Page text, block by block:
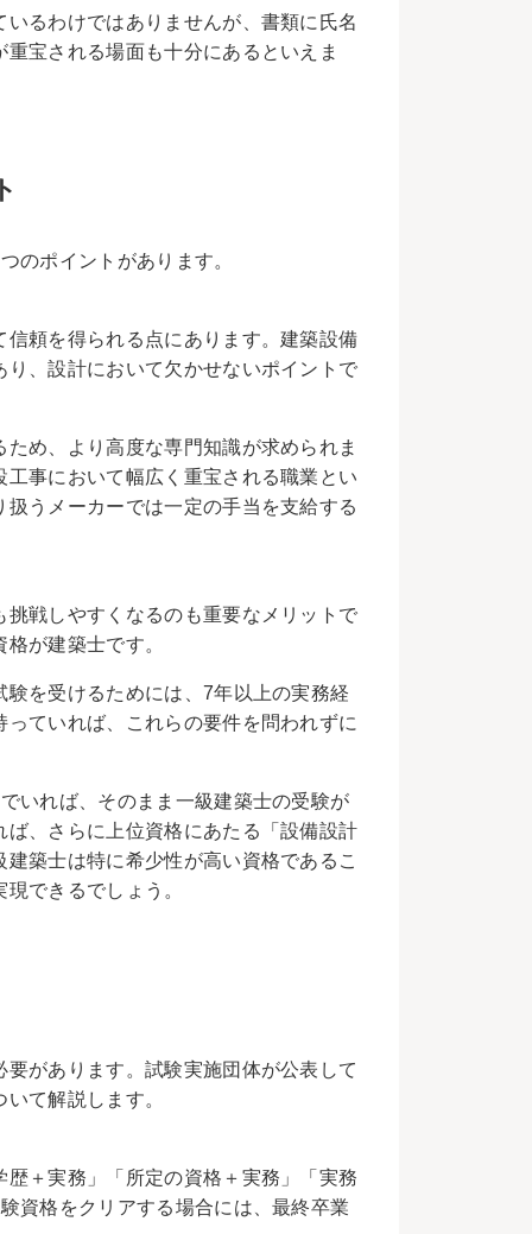
るわけではありませんが、書類に氏名
宝される場面も十分にあるといえま
のポイントがあります。
頼を得られる点にあります。建築設備
、設計において欠かせないポイントで
め、より高度な専門知識が求められま
事において幅広く重宝される職業とい
うメーカーでは一定の手当を支給する
戦しやすくなるのも重要なメリットで
が建築士です。
を受けるためには、7年以上の実務経
ていれば、これらの要件を問われずに
いれば、そのまま一級建築士の受験が
、さらに上位資格にあたる「設備設計
築士は特に希少性が高い資格であるこ
できるでしょう。
があります。試験実施団体が公表して
て解説します。
＋実務」「所定の資格＋実務」「実務
資格をクリアする場合には、最終卒業